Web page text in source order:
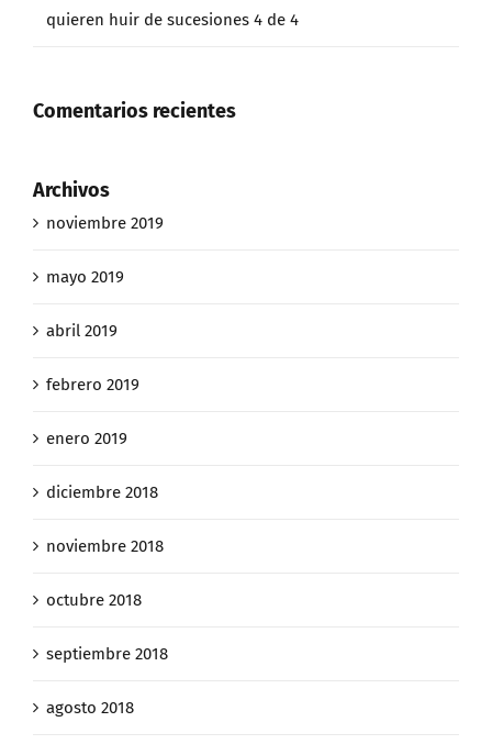
quieren huir de sucesiones 4 de 4
Comentarios recientes
Archivos
noviembre 2019
mayo 2019
abril 2019
febrero 2019
enero 2019
diciembre 2018
noviembre 2018
octubre 2018
septiembre 2018
agosto 2018